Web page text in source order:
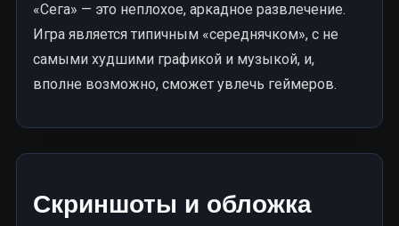
«Сега» — это неплохое, аркадное развлечение.
Игра является типичным «середнячком», с не
самыми худшими графикой и музыкой, и,
вполне возможно, сможет увлечь геймеров.
Скриншоты и обложка